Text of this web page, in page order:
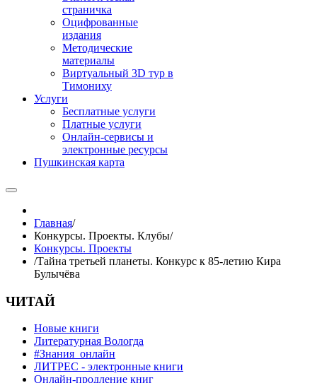
страничка
Оцифрованные
издания
Методические
материалы
Виртуальный 3D тур в
Тимониху
Услуги
Бесплатные услуги
Платные услуги
Онлайн-сервисы и
электронные ресурсы
Пушкинская карта
Главная/
Конкурсы. Проекты. Клубы/
Конкурсы. Проекты
/Тайна третьей планеты. Конкурс к 85-летию Кира
Булычёва
ЧИТАЙ
Новые книги
Литературная Вологда
#Знания_онлайн
ЛИТРЕС - электронные книги
Онлайн-продление книг